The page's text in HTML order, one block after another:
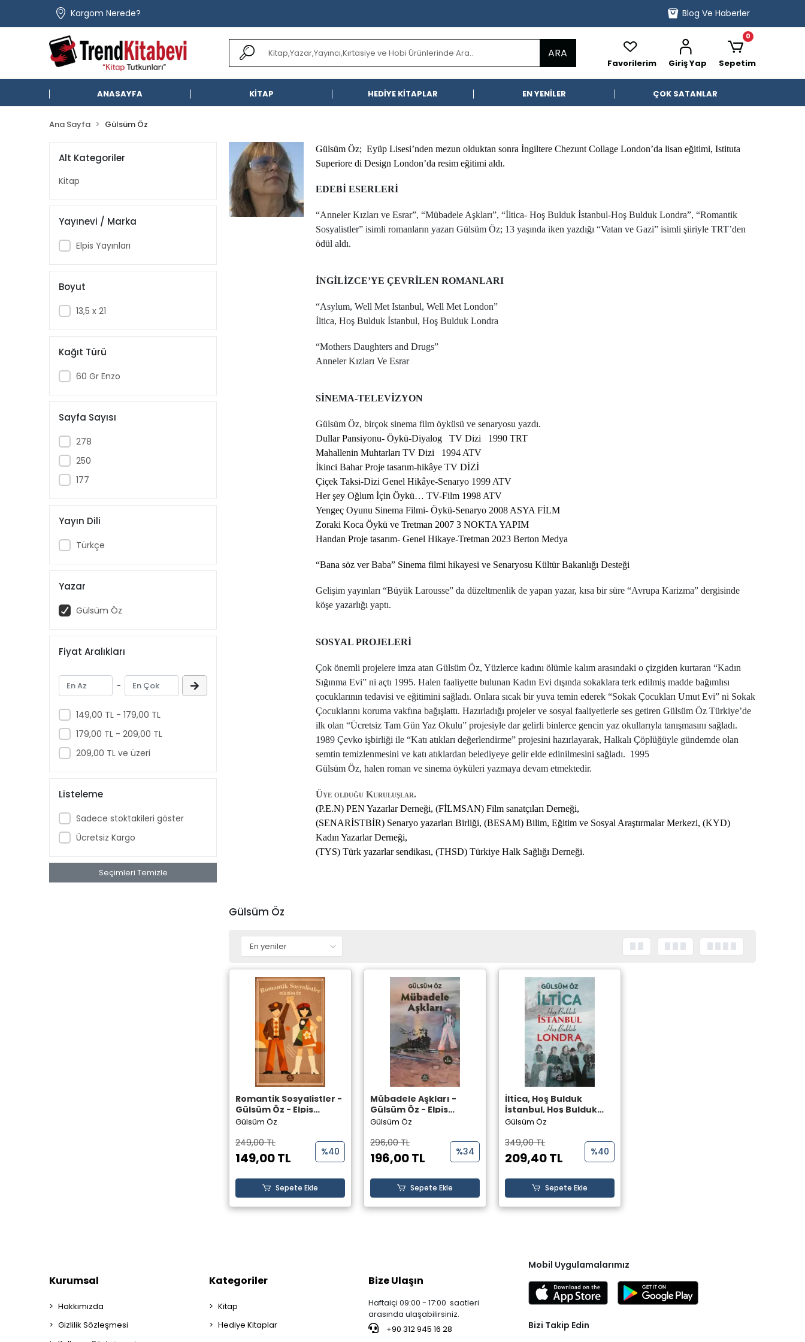
Kargom Nerede? Blog Ve Haberler
ARA
Favorilerim Giriş Yap Sepetim
0
ANASAYFA KİTAP HEDİYE KİTAPLAR EN YENİLER ÇOK SATANLAR
Ana Sayfa Gülsüm Öz
Alt Kategoriler
Kitap
Yayınevi / Marka
Elpis Yayınları
Boyut
13,5 x 21
Kağıt Türü
60 Gr Enzo
Sayfa Sayısı
278
250
177
Yayın Dili
Türkçe
Yazar
Gülsüm Öz
Fiyat Aralıkları
-
149,00 TL - 179,00 TL
179,00 TL - 209,00 TL
209,00 TL ve üzeri
Listeleme
Sadece stoktakileri göster
Ücretsiz Kargo
Seçimleri Temizle
Gülsüm Öz; Eyüp Lisesi’nden mezun olduktan sonra İngiltere Chezunt Collage London’da lisan eğitimi, Istituta
Superiore di Design London’da resim eğitimi aldı.
EDEBİ ESERLERİ
“Anneler Kızları ve Esrar”, “Mübadele Aşkları”, “İltica- Hoş Bulduk İstanbul-Hoş Bulduk Londra”, “Romantik
Sosyalistler” isimli romanların yazarı Gülsüm Öz; 13 yaşında iken yazdığı “Vatan ve Gazi” isimli şiiriyle TRT’den
ödül aldı.
İNGİLİZCE’YE ÇEVRİLEN ROMANLARI
“Asylum, Well Met Istanbul, Well Met London”
İltica, Hoş Bulduk İstanbul, Hoş Bulduk Londra
“Mothers Daughters and Drugs”
Anneler Kızları Ve Esrar
SİNEMA-TELEVİZYON
Gülsüm Öz, birçok sinema film öyküsü ve senaryosu yazdı.
Dullar Pansiyonu- Öykü-Diyalog TV Dizi 1990 TRT
Mahallenin Muhtarları TV Dizi 1994 ATV
İkinci Bahar Proje tasarım-hikâye TV DİZİ
Çiçek Taksi-Dizi Genel Hikâye-Senaryo 1999 ATV
Her şey Oğlum İçin Öykü… TV-Film 1998 ATV
Yengeç Oyunu Sinema Filmi- Öykü-Senaryo 2008 ASYA FİLM
Zoraki Koca Öykü ve Tretman 2007 3 NOKTA YAPIM
Handan Proje tasarım- Genel Hikaye-Tretman 2023 Berton Medya
“Bana söz ver Baba” Sinema filmi hikayesi ve Senaryosu Kültür Bakanlığı Desteği
Gelişim yayınları “Büyük Larousse” da düzeltmenlik de yapan yazar, kısa bir süre “Avrupa Karizma” dergisinde
köşe yazarlığı yaptı.
SOSYAL PROJELERİ
Çok önemli projelere imza atan Gülsüm Öz, Yüzlerce kadını ölümle kalım arasındaki o çizgiden kurtaran “Kadın
Sığınma Evi” ni açtı 1995. Halen faaliyette bulunan Kadın Evi dışında sokaklara terk edilmiş madde bağımlısı
çocuklarının tedavisi ve eğitimini sağladı. Onlara sıcak bir yuva temin ederek “Sokak Çocukları Umut Evi” ni Sokak
Çocuklarını koruma vakfına bağışlattı. Hazırladığı projeler ve sosyal faaliyetlerle ses getiren Gülsüm Öz Türkiye’de
ilk olan “Ücretsiz Tam Gün Yaz Okulu” projesiyle dar gelirli binlerce gencin yaz okullarıyla tanışmasını sağladı.
1989 Çevko işbirliği ile “Katı atıkları değerlendirme” projesini hazırlayarak, Halkalı Çöplüğüyle gündemde olan
semtin temizlenmesini ve katı atıklardan belediyeye gelir elde edinilmesini sağladı. 1995
Gülsüm Öz, halen roman ve sinema öyküleri yazmaya devam etmektedir.
Üye olduğu Kuruluşlar.
(P.E.N) PEN Yazarlar Derneği, (FİLMSAN) Film sanatçıları Derneği,
(SENARİSTBİR) Senaryo yazarları Birliği, (BESAM) Bilim, Eğitim ve Sosyal Araştırmalar Merkezi, (KYD)
Kadın Yazarlar Derneği,
(TYS) Türk yazarlar sendikası, (THSD) Türkiye Halk Sağlığı Derneği.
Gülsüm Öz
Romantik Sosyalistler -
Gülsüm Öz - Elpis
Yayınları
Gülsüm Öz
249,00 TL
149,00 TL %40
Sepete Ekle
Mübadele Aşkları -
Gülsüm Öz - Elpis
Yayınları
Gülsüm Öz
296,00 TL
196,00 TL %34
Sepete Ekle
İltica, Hoş Bulduk
İstanbul, Hoş Bulduk
Londra - Gülsüm Öz -
Gülsüm Öz
349,00 TL
209,40 TL %40
Sepete Ekle
Kurumsal
Hakkımızda
Gizlilik Sözleşmesi
Kategoriler
Kitap
Hediye Kitaplar
Bize Ulaşın
Haftaiçi 09:00 - 17:00 saatleri
arasında ulaşabilirsiniz.
+90 312 945 16 28
Mobil Uygulamalarımız
Bizi Takip Edin